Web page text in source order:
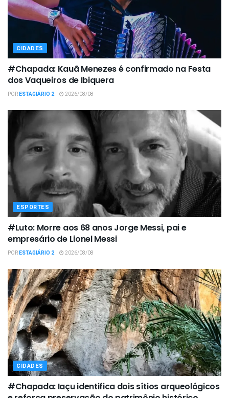
CIDADES
#Chapada: Kauã Menezes é confirmado na Festa
dos Vaqueiros de Ibiquera
PORESTAGIÁRIO 2 2026/08/08
ESPORTES
#Luto: Morre aos 68 anos Jorge Messi, pai e
empresário de Lionel Messi
PORESTAGIÁRIO 2 2026/08/08
CIDADES
#Chapada: Iaçu identifica dois sítios arqueológicos